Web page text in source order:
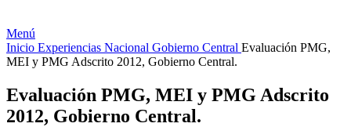
Menú
Inicio Experiencias Nacional Gobierno Central Evaluación PMG,
MEI y PMG Adscrito 2012, Gobierno Central.
Evaluación PMG, MEI y PMG Adscrito
2012, Gobierno Central.